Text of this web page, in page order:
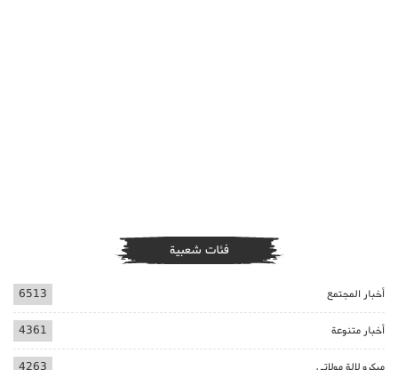
فئات شعبية
أخبار المجتمع 6513
أخبار متنوعة 4361